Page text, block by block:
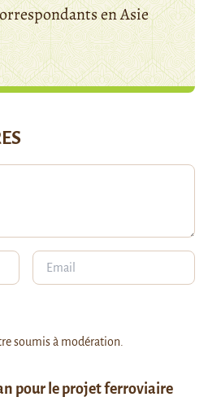
en Asie
pour le projet ferroviaire
soumis à modération.